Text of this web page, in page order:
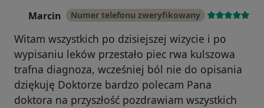
Marcin Numer telefonu zweryfikowany
Witam wszystkich po dzisiejszej wizycie i po
wypisaniu leków przestało piec rwa kulszowa
trafna diagnoza, wcześniej ból nie do opisania
dziękuję Doktorze bardzo polecam Pana
doktora na przyszłość pozdrawiam wszystkich